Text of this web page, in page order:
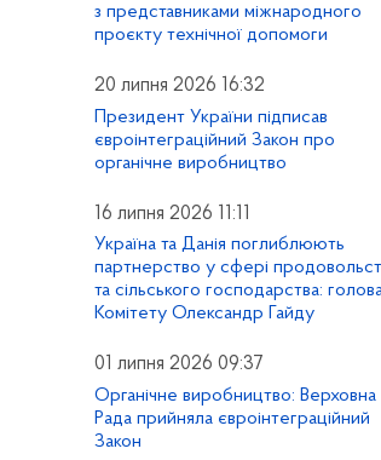
з представниками міжнародного
проєкту технічної допомоги
20 липня 2026 16:32
Президент України підписав
євроінтеграційний Закон про
органічне виробництво
16 липня 2026 11:11
Україна та Данія поглиблюють
партнерство у сфері
та сільського господарства:
Комітету Олександр Гайду
01 липня 2026 09:37
Органічне виробництво: Верховна
Рада прийняла євроінтеграційний
Закон